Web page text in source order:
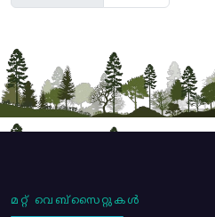
മറ്റ് വെബ്സൈറ്റുകൾ